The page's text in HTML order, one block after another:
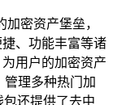
加密资产堡垒，
、功能丰富等诸
用户的加密资产
理多种热门加
包还提供了去中